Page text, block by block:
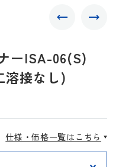
ーISA-06(S)
溶接なし)
仕様・価格一覧はこちら